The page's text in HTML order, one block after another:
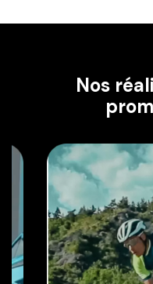
Nos